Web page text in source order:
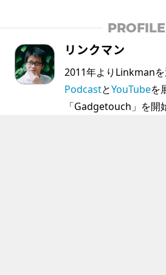
PROFILE
リンクマン
2011年よりLinkman
PodcastとYouTubeを
「Gadgetouch」を開